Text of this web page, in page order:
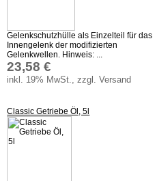
Gelenkschutzhülle als Einzelteil für das
Innengelenk der modifizierten
Gelenkwellen. Hinweis: ...
23,58 €
inkl. 19% MwSt., zzgl. Versand
Classic Getriebe Öl, 5l